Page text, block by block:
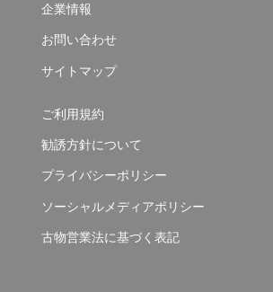
企業情報
お問い合わせ
サイトマップ
ご利用規約
勧誘方針について
プライバシーポリシー
ソーシャルメディアポリシー
古物営業法に基づく表記